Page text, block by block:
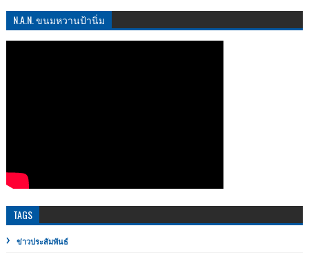
N.A.N. ขนมหวานป้านิ่ม
TAGS
ข่าวประสัมพันธ์